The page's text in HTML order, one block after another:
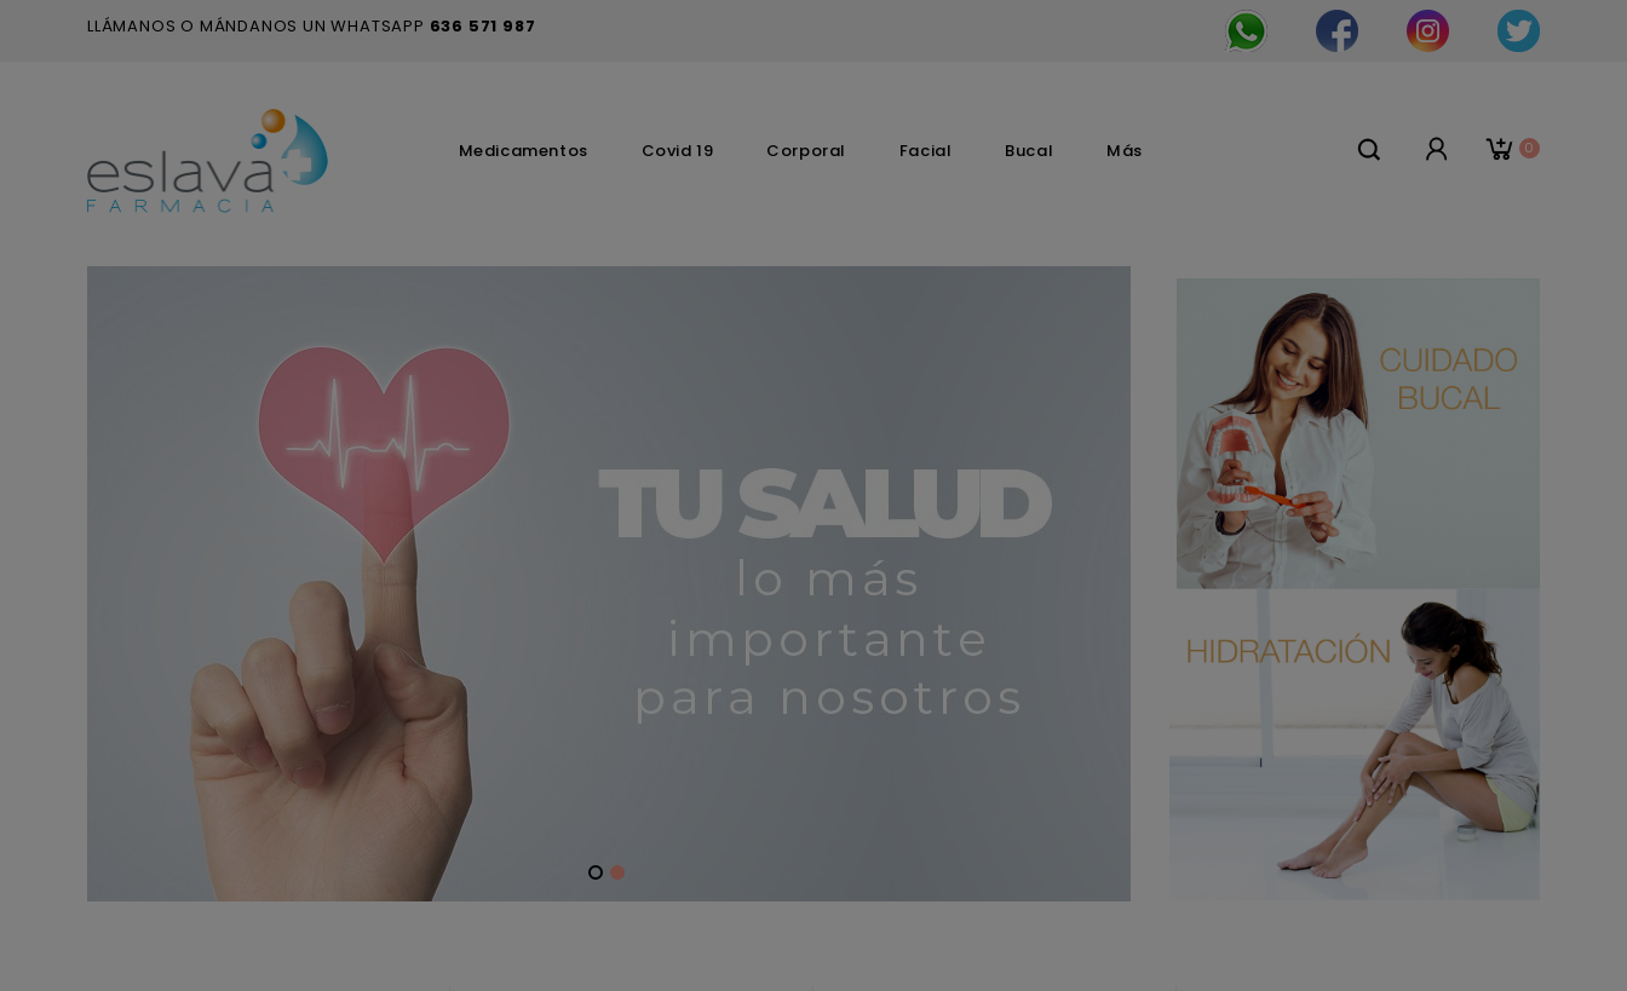
LLÁMANOS O MÁNDANOS UN WHATSAPP 636 571 987
0
Medicamentos Covid 19 Corporal Facial Bucal Más